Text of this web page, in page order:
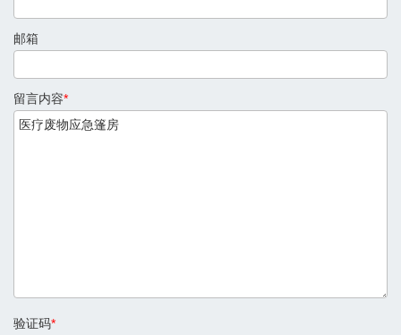
邮箱
留言内容*
验证码*